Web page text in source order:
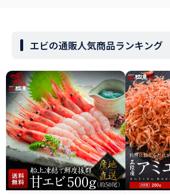
エビの通販人気商品ランキング